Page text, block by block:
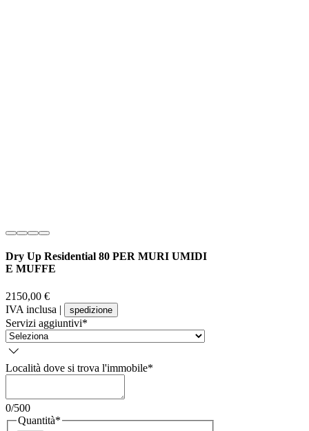
Dry Up Residential 80 PER MURI UMIDI
E MUFFE
2150,00 €Prezzo
IVA inclusa | spedizione
Servizi aggiuntivi*
Località dove si trova l'immobile*
0/500
Quantità*